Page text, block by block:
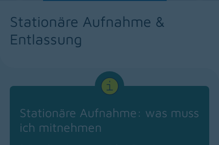
Stationäre Aufnahme &
Entlassung
Stationäre Aufnahme: was muss
ich mitnehmen